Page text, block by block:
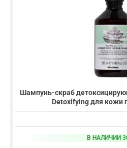
Шампунь-скраб
Detoxifying для кожи
В НАЛИЧИИ